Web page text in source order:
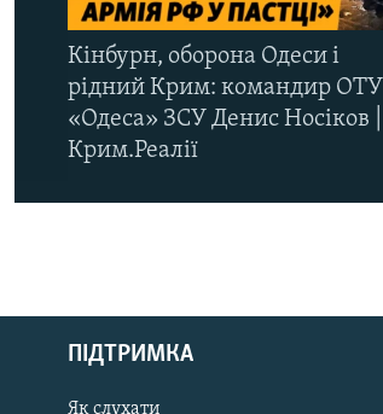
РУС
Кінбурн, оборона Одеси і
рідний Крим: командир ОТУ
«Одеса» ЗСУ Денис Носіков |
Крим.Реалії
ПІДТРИМКА
Як слухати